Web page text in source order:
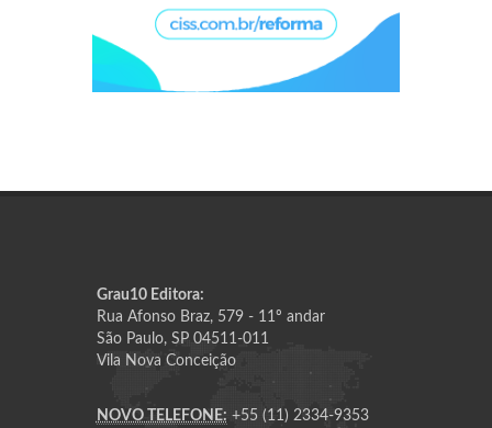
Grau10 Editora:
Rua Afonso Braz, 579 - 11º andar
São Paulo, SP 04511-011
Vila Nova Conceição
NOVO TELEFONE: +55 (11) 2334-9353